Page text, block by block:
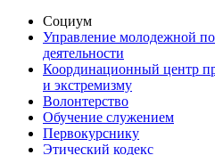
Социум
Управление молодежной
деятельности
Координационный центр
и экстремизму
Волонтерство
Обучение служением
Первокурснику
Этический кодекс